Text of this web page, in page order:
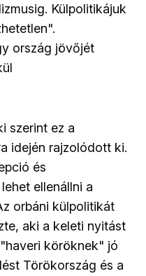
Külpolitikájuk
ország jövőjét
szerint ez a
idején rajzolódott ki.
és
ellenállni a
orbáni külpolitikát
aki a keleti nyitást
köröknek" jó
Törökország és a